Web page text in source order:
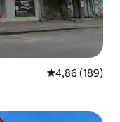
Évaluation
4,86 (189)